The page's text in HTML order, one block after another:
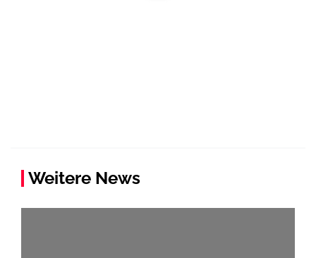
Weitere News